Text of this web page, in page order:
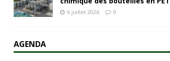
6 juillet 2026 0
AGENDA